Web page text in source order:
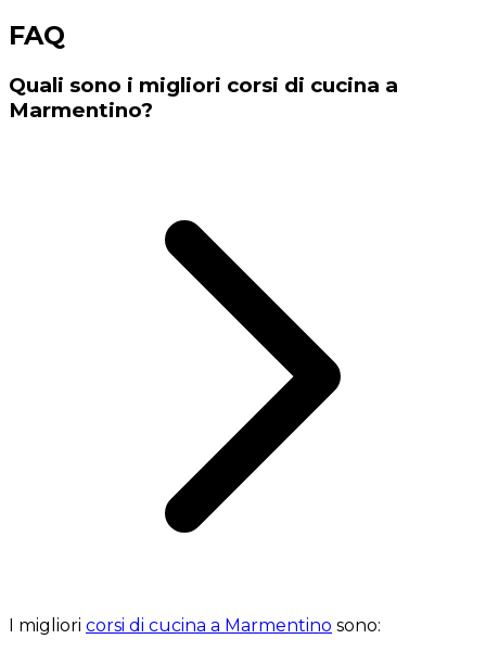
FAQ
Quali sono i migliori corsi di cucina a
Marmentino?
I migliori corsi di cucina a Marmentino sono: